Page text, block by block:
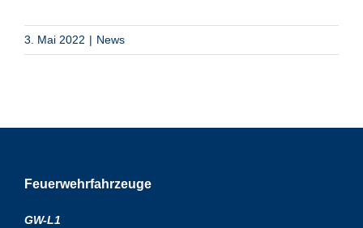
3. Mai 2022 | News
Feuerwehrfahrzeuge
GW-L1